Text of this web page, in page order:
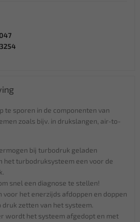
te sporen in de componenten van
zoals bijv. in drukslangen, air-to-
bij turbodruk geladen
het turbodruksysteem een voor de
snel een diagnose te stellen!
voor het enerzijds afdoppen en doppen
zetten van het systeem.
wordt het systeem afgedopt en met